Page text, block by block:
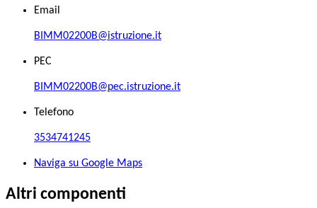
Email
BIMM02200B@istruzione.it
PEC
BIMM02200B@pec.istruzione.it
Telefono
3534741245
Naviga su Google Maps
Altri componenti